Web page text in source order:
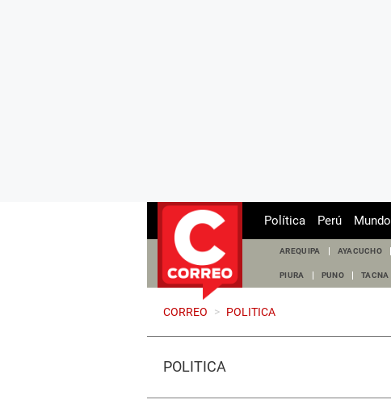
Política Perú Mundo
AREQUIPA AYACUCHO
PIURA PUNO TACNA
CORREO > POLITICA
POLÍTICA